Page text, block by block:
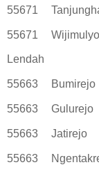
55671
55671 Wijimulyo
Lendah
55663 Bumirejo
55663 Gulurejo
55663 Jatirejo
55663